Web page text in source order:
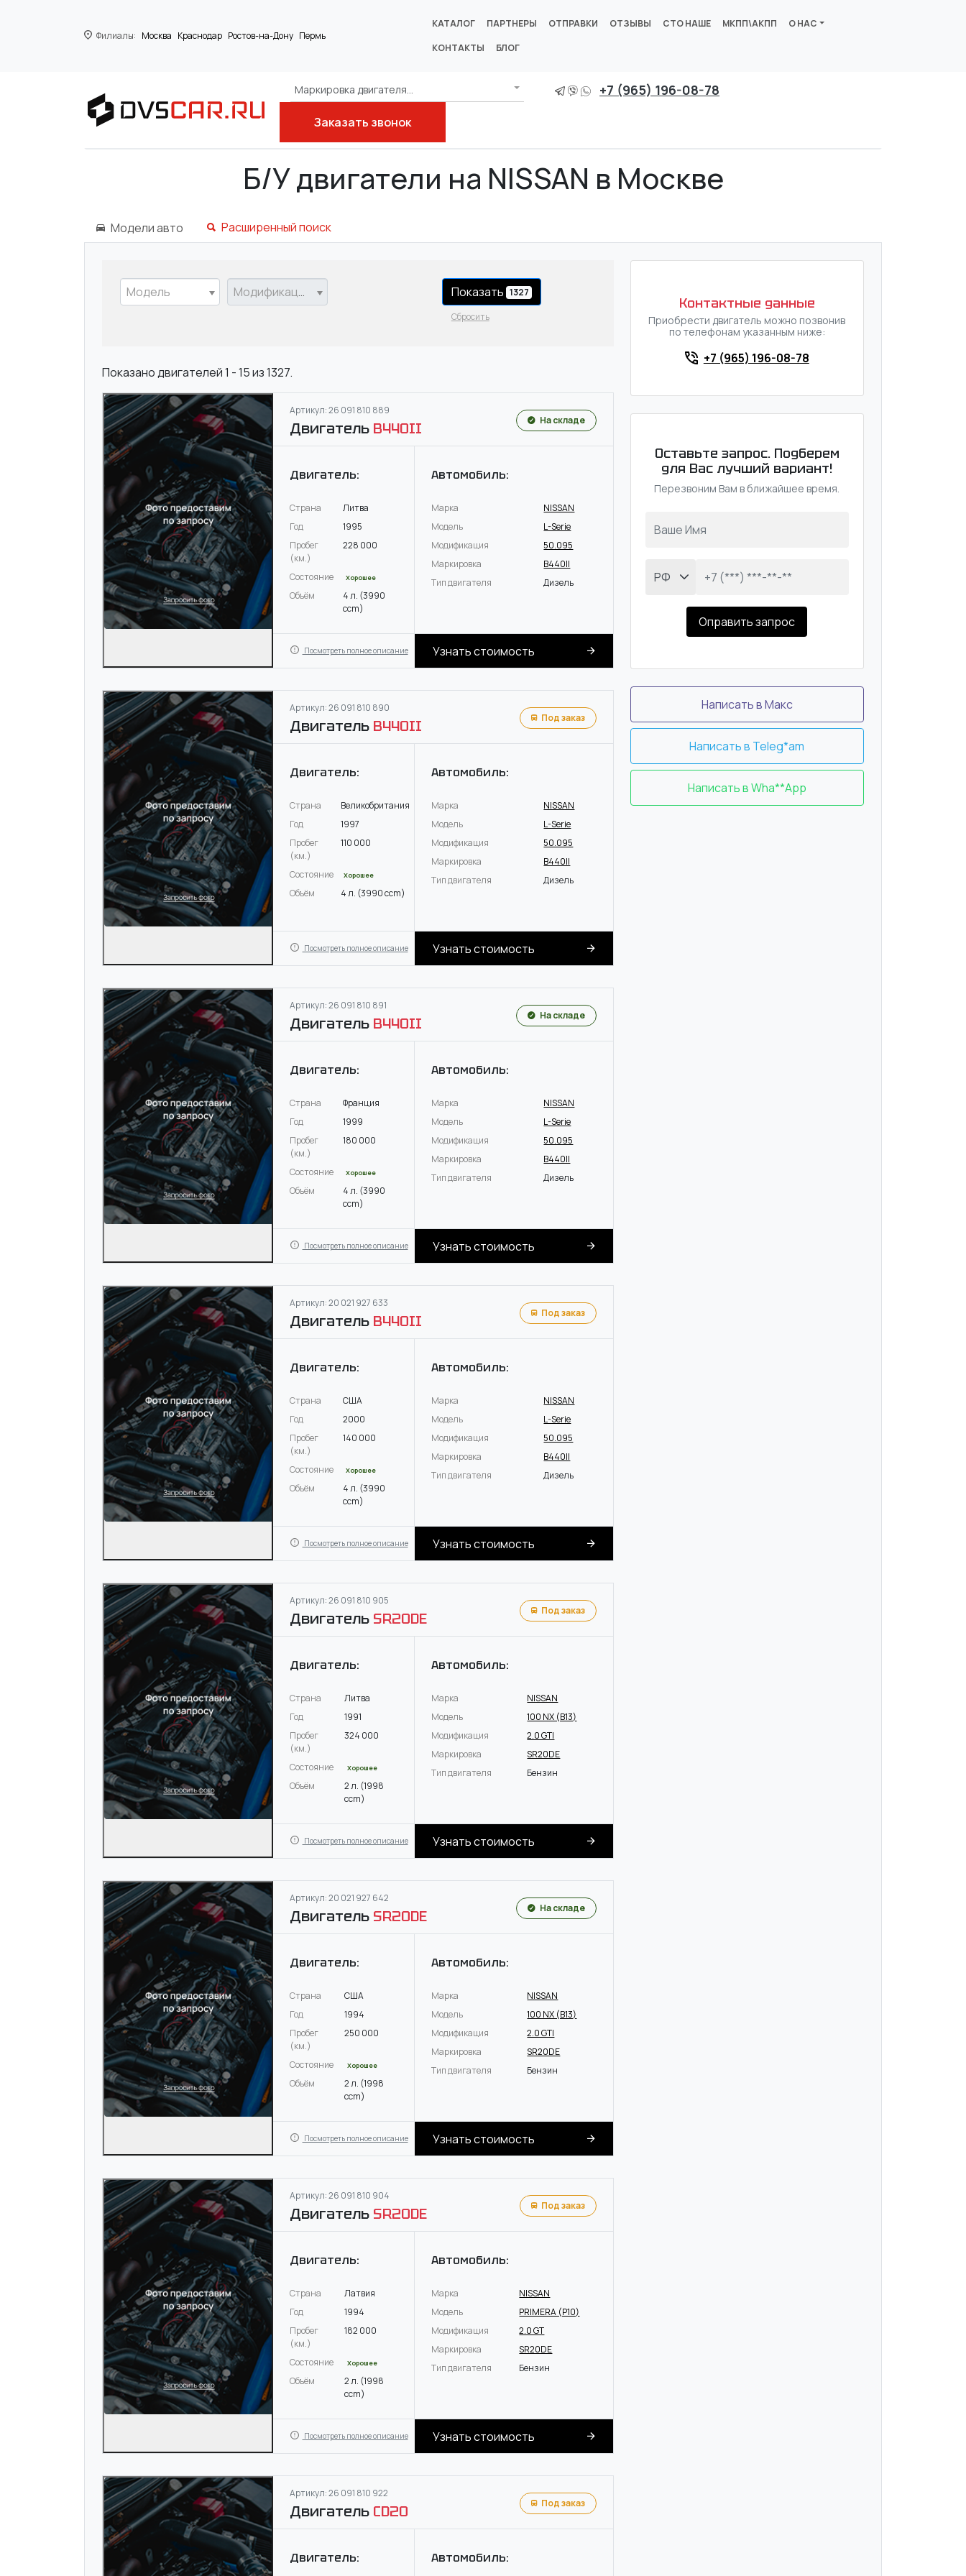
Филиалы: Москва Краснодар Ростов-на-Дону Пермь
КАТАЛОГ ПАРТНЕРЫ ОТПРАВКИ ОТЗЫВЫ СТО НАШЕ МКПП\АКПП
О НАС
КОНТАКТЫ
БЛОГ
Маркировка двигателя... +7 (965) 196-08-78
Заказать звонок
Главная
Б/У двигатели на NISSAN в Москве
Модели авто Расширенный поиск
Модель Модификация Показать 1327
Сбросить
Показано двигателей 1 - 15 из 1327.
Артикул: 26 091 810 889
Двигатель B440II На складе
Двигатель:
Страна
Литва
Год
1995
Пробег
(км.)
228 000
Состояние Хорошее
Объём
4 л. (3990
ccm)
Автомобиль:
Марка
NISSAN
Модель
L-Serie
Модификация
50.095
Маркировка
B440II
Тип двигателя
Дизель
Посмотреть полное описание Узнать стоимость
Артикул: 26 091 810 890
Двигатель B440II Под заказ
Двигатель:
Страна
Великобритания
Год
1997
Пробег
(км.)
110 000
Состояние Хорошее
Объём 4 л. (3990 ccm)
Автомобиль:
Марка
NISSAN
Модель
L-Serie
Модификация
50.095
Маркировка
B440II
Тип двигателя
Дизель
Посмотреть полное описание Узнать стоимость
Артикул: 26 091 810 891
Двигатель B440II На складе
Двигатель:
Страна
Франция
Год
1999
Пробег
(км.)
180 000
Состояние Хорошее
Объём
4 л. (3990
ccm)
Автомобиль:
Марка
NISSAN
Модель
L-Serie
Модификация
50.095
Маркировка
B440II
Тип двигателя
Дизель
Посмотреть полное описание Узнать стоимость
Артикул: 20 021 927 633
Двигатель B440II Под заказ
Двигатель:
Страна
США
Год
2000
Пробег
(км.)
140 000
Состояние Хорошее
Объём
4 л. (3990
ccm)
Автомобиль:
Марка
NISSAN
Модель
L-Serie
Модификация
50.095
Маркировка
B440II
Тип двигателя
Дизель
Посмотреть полное описание Узнать стоимость
Артикул: 26 091 810 905
Двигатель SR20DE Под заказ
Двигатель:
Страна
Литва
Год
1991
Пробег
(км.)
324 000
Состояние Хорошее
Объём
2 л. (1998
ccm)
Автомобиль:
Марка
NISSAN
Модель
100 NX (B13)
Модификация
2.0 GTI
Маркировка
SR20DE
Тип двигателя
Бензин
Посмотреть полное описание Узнать стоимость
Артикул: 20 021 927 642
Двигатель SR20DE На складе
Двигатель:
Страна
США
Год
1994
Пробег
(км.)
250 000
Состояние Хорошее
Объём
2 л. (1998
ccm)
Автомобиль:
Марка
NISSAN
Модель
100 NX (B13)
Модификация
2.0 GTI
Маркировка
SR20DE
Тип двигателя
Бензин
Посмотреть полное описание Узнать стоимость
Артикул: 26 091 810 904
Двигатель SR20DE Под заказ
Двигатель:
Страна
Латвия
Год
1994
Пробег
(км.)
182 000
Состояние Хорошее
Объём
2 л. (1998
ccm)
Автомобиль:
Марка
NISSAN
Модель
PRIMERA (P10)
Модификация
2.0 GT
Маркировка
SR20DE
Тип двигателя
Бензин
Посмотреть полное описание Узнать стоимость
Артикул: 26 091 810 922
Двигатель CD20 Под заказ
Двигатель: Автомобиль:
Контактные данные
Приобрести двигатель можно позвонив
по телефонам указанным ниже:
+7 (965) 196-08-78
Оставьте запрос. Подберем
для Вас лучший вариант!
Перезвоним Вам в ближайшее время.
Оправить запрос
Написать в Макс
Написать в Teleg*am
Написать в Wha**App